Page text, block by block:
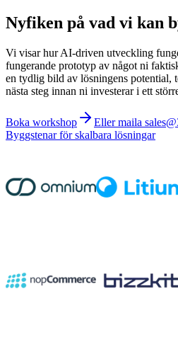
Nyfiken på vad vi kan
Vi visar hur AI-driven utveckling
fungerande prototyp av något ni
en tydlig bild av lösningens potential,
nästa steg innan ni investerar i ett
Boka workshop
Eller maila
Byggstenar för skalbara lösningar